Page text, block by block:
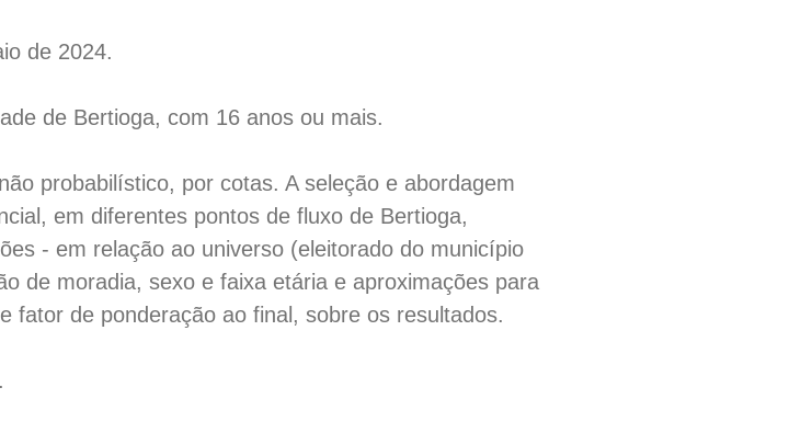
de 2024.
de Bertioga, com 16 anos ou mais.
probabilístico, por cotas. A seleção e abordagem
em diferentes pontos de fluxo de Bertioga,
- em relação ao universo (eleitorado do município
de moradia, sexo e faixa etária e aproximações para
fator de ponderação ao final, sobre os resultados.